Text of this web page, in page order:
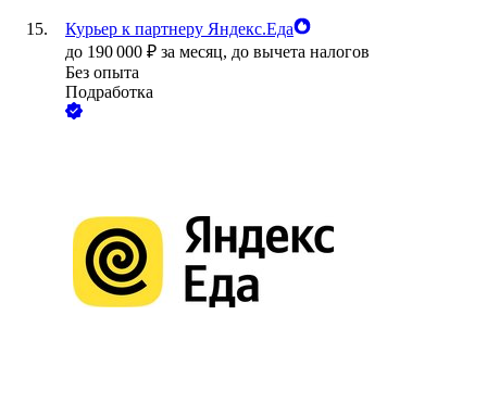
Курьер к партнеру Яндекс.Еда
до 190 000 ₽ за месяц, до вычета налогов
Без опыта
Подработка